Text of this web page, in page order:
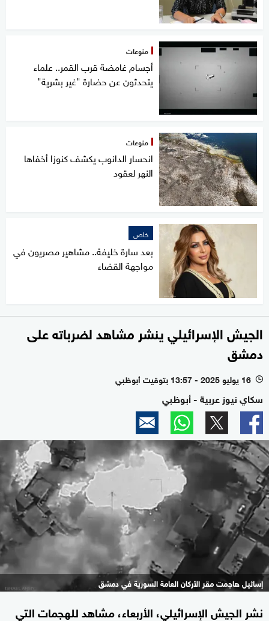
منوعات
أجسام غامضة قرب القمر.. علماء
يتحدثون عن حضارة "غير بشرية"
منوعات
انحسار الدانوب يكشف كنوزا أخفاها
النهر لعقود
خاص
بعد سارة خليفة.. مشاهير مصريون في
مواجهة القضاء
الجيش الإسرائيلي ينشر مشاهد لضرباته على
دمشق
l 16 يوليو 2025 - 13:57 بتوقيت أبوظبي
سكاي نيوز عربية - أبوظبي
إسائيل هاجمت مقر الأركان العامة السورية في دمشق
نشر الجيش الإسرائيلي، الأربعاء، مشاهد للهجمات التي